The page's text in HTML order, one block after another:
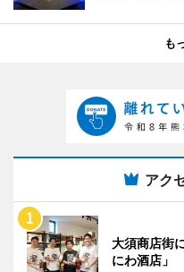
も
アク
大須商店街
にわ酒店」